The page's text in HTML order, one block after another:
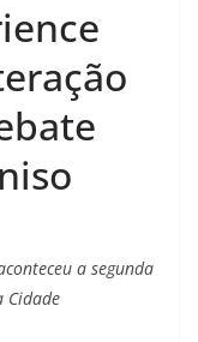
a segunda
Cidade